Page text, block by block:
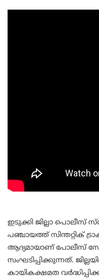
ഇടുക്കി ജില്ലാ പൊലീസ്
പഞ്ചായത്ത് സിന്തറ്റിക്
ആദ്യമായാണ് പോലീസ്
സംഘടിപ്പിക്കുന്നത്.
കായികക്ഷമത